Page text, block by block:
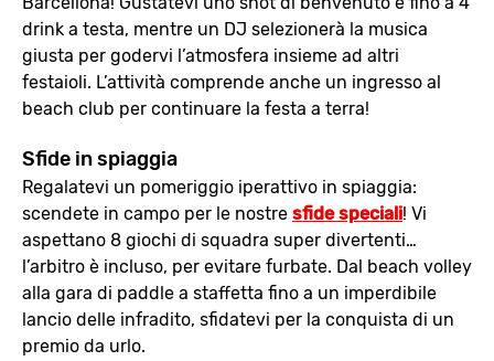
drink a testa, mentre un DJ selezionerà la musica
giusta per godervi l’atmosfera insieme ad altri
festaioli. L’attività comprende anche un ingresso al
beach club per continuare la festa a terra!
Sfide in spiaggia
Regalatevi un pomeriggio iperattivo in spiaggia:
scendete in campo per le nostre sfide speciali! Vi
aspettano 8 giochi di squadra super divertenti…
l’arbitro è incluso, per evitare furbate. Dal beach volley
alla gara di paddle a staffetta fino a un imperdibile
lancio delle infradito, sfidatevi per la conquista di un
premio da urlo.